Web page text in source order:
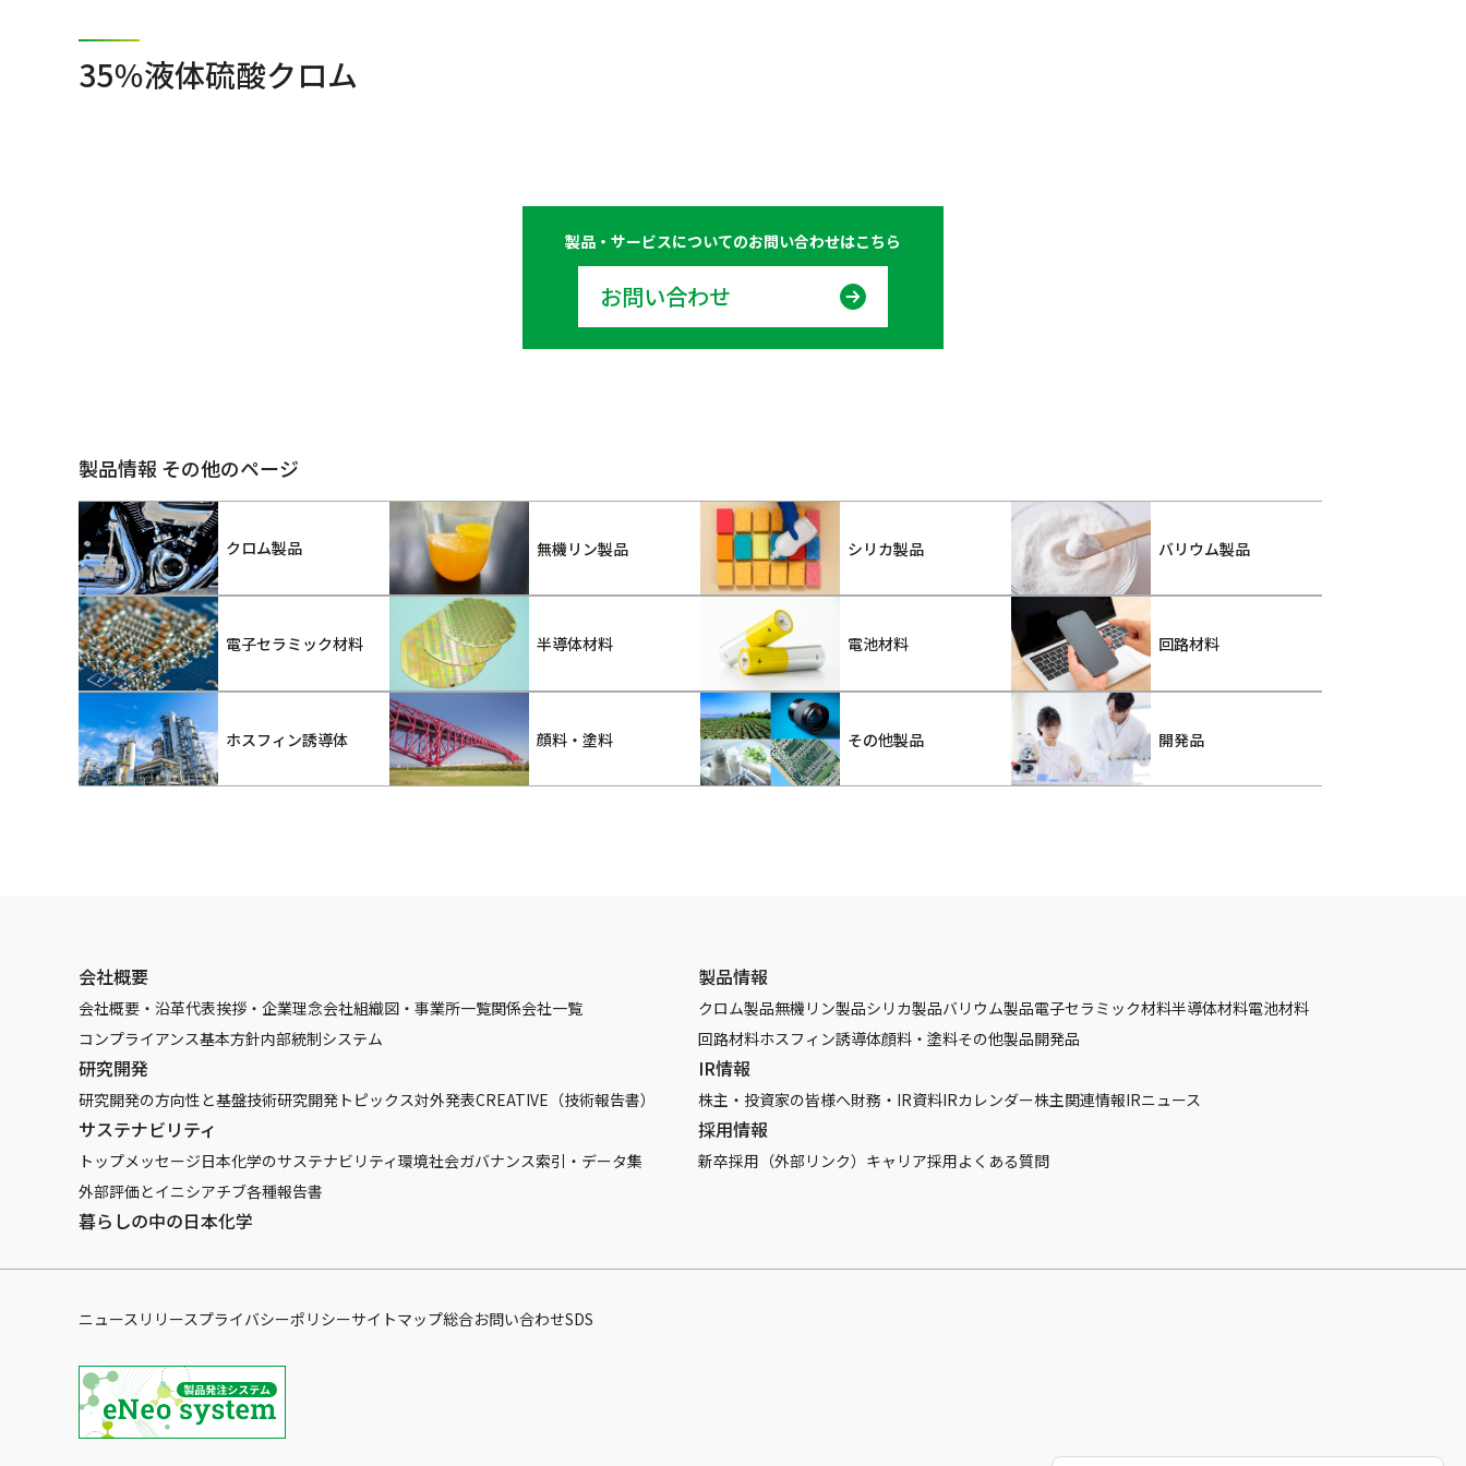
35％液体硫酸クロム
製品・サービスについてのお問い合わせはこちら
お問い合わせ
製品情報 その他のページ
クロム製品 無機リン製品 シリカ製品 バリウム製品
電子セラミック材料 半導体材料 電池材料 回路材料
ホスフィン誘導体 顔料・塗料 その他製品 開発品
会社概要
会社概要・沿革代表挨拶・企業理念会社組織図・事業所一覧関係会社一覧
コンプライアンス基本方針内部統制システム
製品情報
クロム製品無機リン製品シリカ製品バリウム製品電子セラミック材料半導体材料電池材料
回路材料ホスフィン誘導体顔料・塗料その他製品開発品
研究開発
研究開発の方向性と基盤技術研究開発トピックス対外発表CREATIVE（技術報告書）
IR情報
株主・投資家の皆様へ財務・IR資料IRカレンダー株主関連情報IRニュース
サステナビリティ
トップメッセージ日本化学のサステナビリティ環境社会ガバナンス索引・データ集
外部評価とイニシアチブ各種報告書
採用情報
新卒採用（外部リンク） キャリア採用よくある質問
暮らしの中の日本化学
ニュースリリースプライバシーポリシーサイトマップ総合お問い合わせSDS